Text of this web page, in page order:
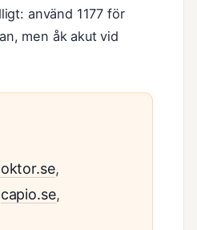
använd 1177 för
men åk akut vid
,
capio.se,